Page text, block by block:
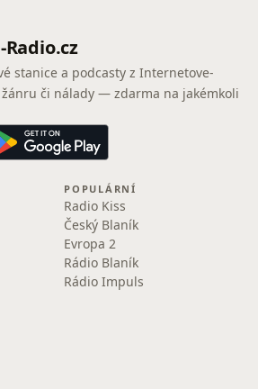
stanice a podcasty z Internetove-
či nálady — zdarma na jakémkoli
POPULÁRNÍ
Radio Kiss
Český Blaník
Evropa 2
Rádio Blaník
Rádio Impuls